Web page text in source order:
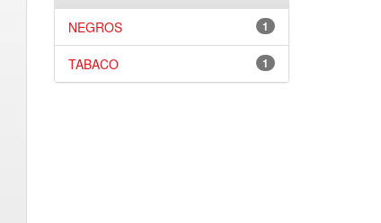
1
NEGROS
1
TABACO